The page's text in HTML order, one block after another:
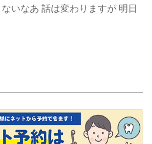
いなあ 話は変わりますが 明日